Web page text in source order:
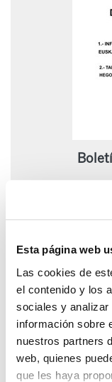
Esta página web
Las cookies de
el contenido y los
sociales y
información sobre
nuestros partners
web, quienes
que les haya